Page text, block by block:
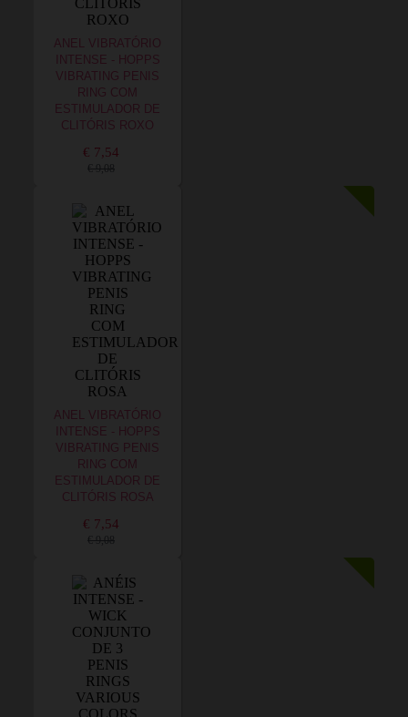
ANEL VIBRATÓRIO
INTENSE - HOPPS
VIBRATING PENIS
RING COM
ESTIMULADOR DE
CLITÓRIS ROXO
€ 7,54
€ 9,08
ANEL VIBRATÓRIO
INTENSE - HOPPS
VIBRATING PENIS
RING COM
ESTIMULADOR DE
CLITÓRIS ROSA
€ 7,54
€ 9,08